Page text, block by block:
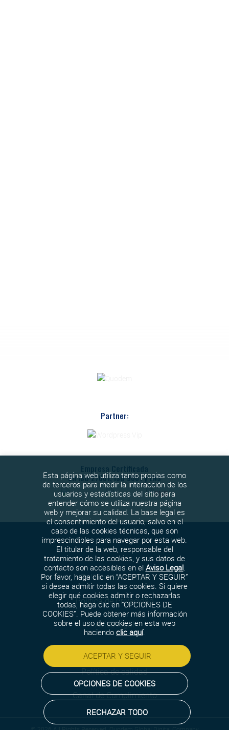
Partner:
Empresa Certificada
en ISO 27001, ISO 9001 y ENS
Política de cookies
Política de Privacidad
Aviso legal
Política de seguridad
Política de calidad
Canal de Cumplimiento
Esta página web utiliza tanto propias como
de terceros para medir la interacción de los
usuarios y estadísticas del sitio para
entender cómo se utiliza nuestra página
web y mejorar su calidad. La base legal es
el consentimiento del usuario, salvo en el
caso de las cookies técnicas, que son
imprescindibles para navegar por esta web.
El titular de la web, responsable del
tratamiento de las cookies, y sus datos de
contacto son accesibles en el Aviso Legal.
Por favor, haga clic en “ACEPTAR Y SEGUIR”
si desea admitir todas las cookies. Si quiere
elegir qué cookies admitir o rechazarlas
todas, haga clic en “OPCIONES DE
COOKIES”. Puede obtener más información
sobre el uso de cookies en esta web
haciendo clic aquí.
ACEPTAR Y SEGUIR
OPCIONES DE COOKIES
RECHAZAR TODO